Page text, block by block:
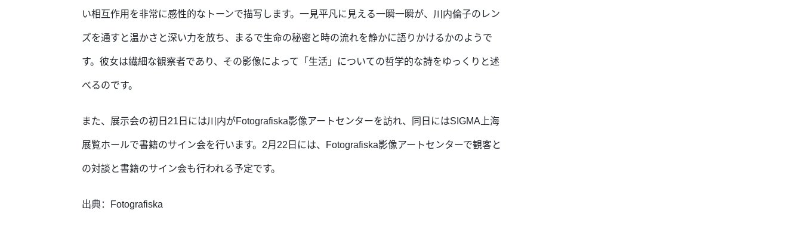
い相互作用を非常に感性的なトーンで描写します。一見平凡に見える一瞬一瞬が、川内倫子のレン
ズを通すと温かさと深い力を放ち、まるで生命の秘密と時の流れを静かに語りかけるかのようで
す。彼女は繊細な観察者であり、その影像によって「生活」についての哲学的な詩をゆっくりと述
べるのです。
また、展示会の初日21日には川内がFotografiska影像アートセンターを訪れ、同日にはSIGMA上海
展覧ホールで書籍のサイン会を行います。2月22日には、Fotografiska影像アートセンターで観客と
の対談と書籍のサイン会も行われる予定です。
出典：Fotografiska